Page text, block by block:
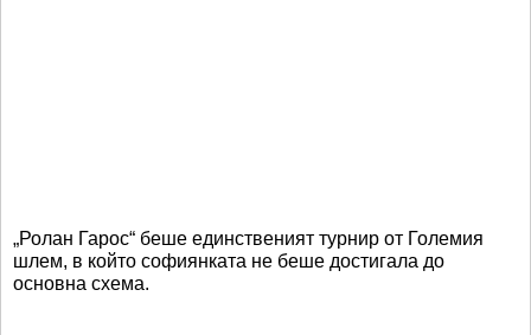
„Ролан Гарос“ беше единственият турнир от Големия
шлем, в който софиянката не беше достигала до
основна схема.